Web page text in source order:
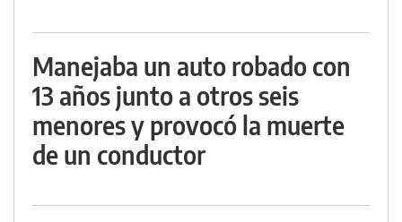
Manejaba un auto robado con
13 años junto a otros seis
menores y provocó la muerte
de un conductor